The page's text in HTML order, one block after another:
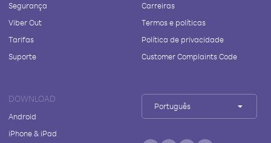
Segurança
Viber Out
Tarifas
Suporte
Carreiras
Termos e políticas
Política de privacidade
Customer Complaints Code
DOWNLOAD
Android
iPhone & iPad
Português